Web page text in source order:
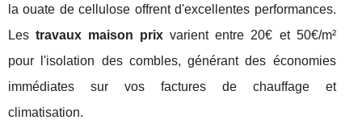
la ouate de cellulose offrent d'excellentes performances.
Lestravaux maison prix varient entre 20€ et 50€/m²
pour l'isolation des combles, générant des économies
immédiates sur vos factures de chauffage et
climatisation.